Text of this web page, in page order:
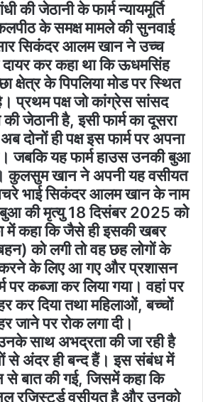
की जेठानी के फार्म न्यायमूर्ति
के समक्ष मामले की सुनवाई
सिकंदर आलम खान ने उच्च
दायर कर कहा था कि ऊधमसिंह
क्षेत्र के पिपलिया मोड पर स्थित
प्रथम पक्ष जो कांग्रेस सांसद
की जेठानी है, इसी फार्म का दूसरा
दोनों ही पक्ष इस फार्म पर अपना
जबकि यह फार्म हाउस उनकी बुआ
कुलसुम खान ने अपनी यह वसीयत
भाई सिकंदर आलम खान के नाम
की मृत्यु 18 दिसंबर 2025 को
में कहा कि जैसे ही इसकी खबर
को लगी तो वह छह लोगों के
के लिए आ गए और प्रशासन
पर कब्जा कर लिया गया। वहां पर
कर दिया तथा महिलाओं, बच्चों
जाने पर रोक लगा दी।
साथ अभद्रता की जा रही है
से अंदर ही बन्द हैं। इस संबंध में
से बात की गई, जिसमें कहा कि
रजिस्टर्ड वसीयत है और उनको